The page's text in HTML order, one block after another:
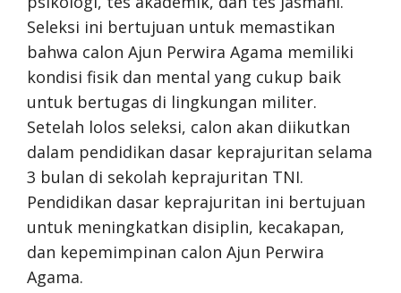
Seleksi ini bertujuan untuk memastikan
bahwa calon Ajun Perwira Agama memiliki
kondisi fisik dan mental yang cukup baik
untuk bertugas di lingkungan militer.
Setelah lolos seleksi, calon akan diikutkan
dalam pendidikan dasar keprajuritan selama
3 bulan di sekolah keprajuritan TNI.
Pendidikan dasar keprajuritan ini bertujuan
untuk meningkatkan disiplin, kecakapan,
dan kepemimpinan calon Ajun Perwira
Agama.